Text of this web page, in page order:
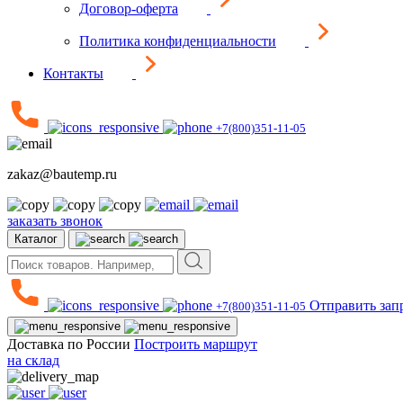
Договор-оферта
Политика конфиденциальности
Контакты
+7(800)351-11-05
zakaz@bautemp.ru
заказать звонок
Каталог
+7(800)351-11-05 Отправить
Доставка по России Построить маршрут
на склад